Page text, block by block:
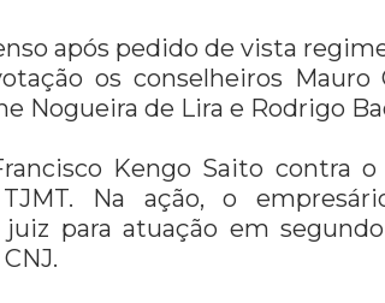
após pedido de vista
os conselheiros Mauro
Nogueira de Lira e Rodrigo
Kengo Saito contra o
Na ação, o
para atuação em